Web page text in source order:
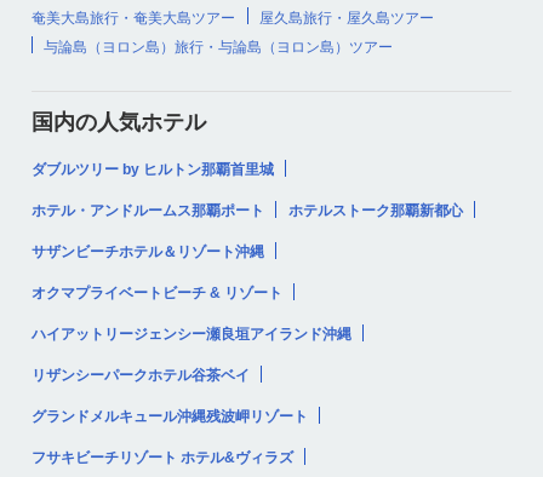
奄美大島旅行・奄美大島ツアー
屋久島旅行・屋久島ツアー
与論島（ヨロン島）旅行・与論島（ヨロン島）ツアー
国内の人気ホテル
ダブルツリー by ヒルトン那覇首里城
ホテル・アンドルームス那覇ポート ホテルストーク那覇新都心
サザンビーチホテル＆リゾート沖縄
オクマプライベートビーチ & リゾート
ハイアットリージェンシー瀬良垣アイランド沖縄
リザンシーパークホテル谷茶ベイ
グランドメルキュール沖縄残波岬リゾート
フサキビーチリゾート ホテル&ヴィラズ